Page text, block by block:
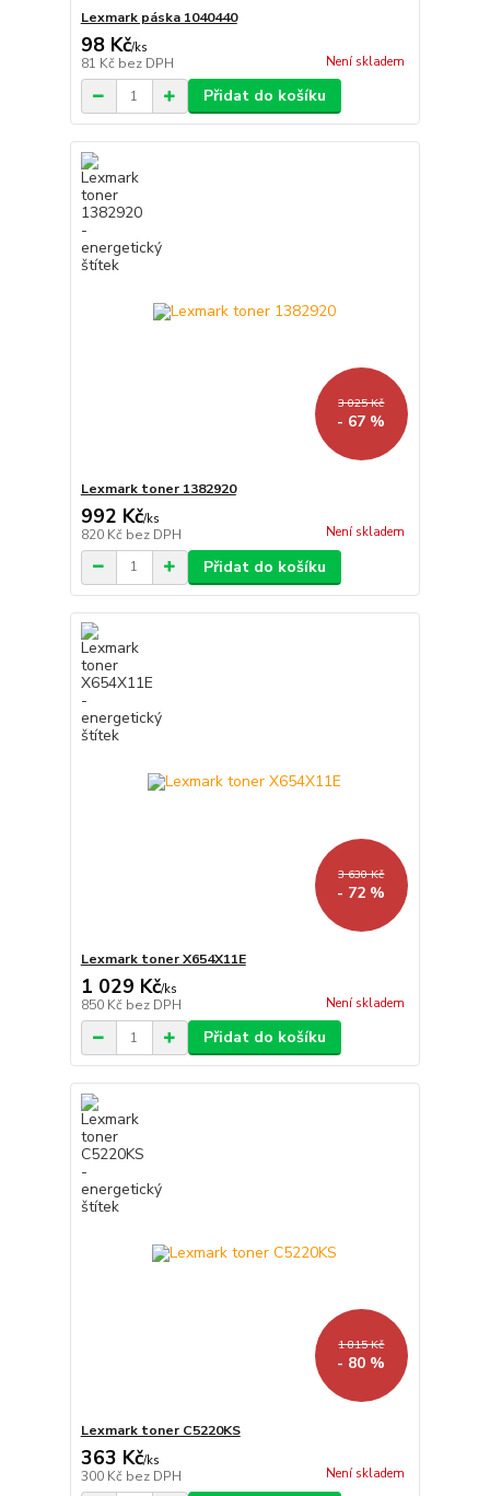
Lexmark páska 1040440
98 Kč/ks
81 Kč bez DPH Není skladem
Přidat do košíku
3 025 Kč
- 67 %
Lexmark toner 1382920
992 Kč/ks
820 Kč bez DPH Není skladem
Přidat do košíku
3 630 Kč
- 72 %
Lexmark toner X654X11E
1 029 Kč/ks
850 Kč bez DPH Není skladem
Přidat do košíku
1 815 Kč
- 80 %
Lexmark toner C5220KS
363 Kč/ks
300 Kč bez DPH Není skladem